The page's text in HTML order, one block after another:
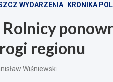
WYDARZENIA KRONIKA
Rolnicy
regionu
Wiśniewski